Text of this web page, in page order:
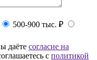
500-900 тыс. ₽
даёте согласие на
с политикой